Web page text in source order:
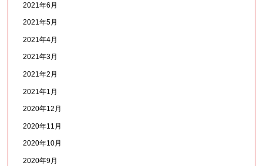
2021年6月
2021年5月
2021年4月
2021年3月
2021年2月
2021年1月
2020年12月
2020年11月
2020年10月
2020年9月